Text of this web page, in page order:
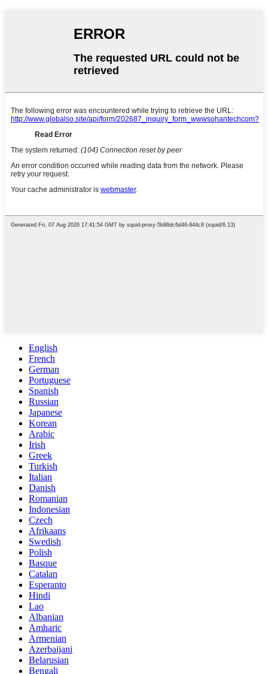
English
French
German
Portuguese
Spanish
Russian
Japanese
Korean
Arabic
Irish
Greek
Turkish
Italian
Danish
Romanian
Indonesian
Czech
Afrikaans
Swedish
Polish
Basque
Catalan
Esperanto
Hindi
Lao
Albanian
Amharic
Armenian
Azerbaijani
Belarusian
Bengali